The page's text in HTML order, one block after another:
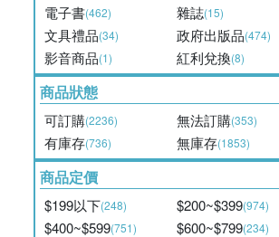
電子書(462) 雜誌(15)
文具禮品(34) 政府出版品(474)
影音商品(1) 紅利兌換(8)
商品狀態
可訂購(2236) 無法訂購(353)
有庫存(736) 無庫存(1853)
商品定價
$199以下(248) $200~$399(974)
$400~$599(751) $600~$799(234)